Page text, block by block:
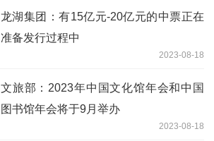
龙湖集团：有15亿元-20亿元的中票正在
准备发行过程中
2023-08-18
文旅部：2023年中国文化馆年会和中国
图书馆年会将于9月举办
2023-08-18